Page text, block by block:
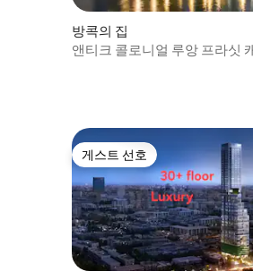
방콕의 집
앤티크 콜로니얼 루앙 프라싯
게스트 선호
게스트 선호